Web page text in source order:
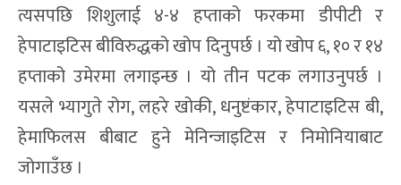
त्यसपछि शिशुलाई ४-४ हप्ताको फरकमा डीपीटी र
हेपाटाइटिस बीविरुद्धको खोप दिनुपर्छ । यो खोप ६, १० र १४
हप्ताको उमेरमा लगाइन्छ । यो तीन पटक लगाउनुपर्छ ।
यसले भ्यागुते रोग, लहरे खोकी, धनुष्टंकार, हेपाटाइटिस बी,
हेमाफिलस बीबाट हुने मेनिन्जाइटिस र निमोनियाबाट
जोगाउँछ ।